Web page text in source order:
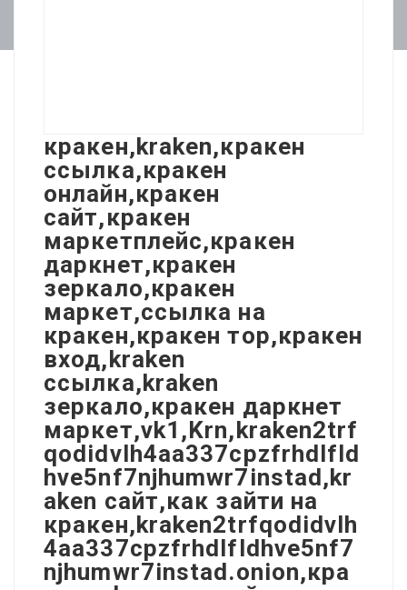
кракен,kraken,кракен
ссылка,кракен
онлайн,кракен
сайт,кракен
маркетплейс,кракен
даркнет,кракен
зеркало,кракен
маркет,ссылка на
кракен,кракен тор,кракен
вход,kraken
ссылка,kraken
зеркало,кракен даркнет
маркет,vk1,Krn,kraken2trf
qodidvlh4aa337cpzfrhdlfld
hve5nf7njhumwr7instad,kr
aken сайт,как зайти на
кракен,kraken2trfqodidvlh
4aa337cpzfrhdlfldhve5nf7
njhumwr7instad.onion,кра